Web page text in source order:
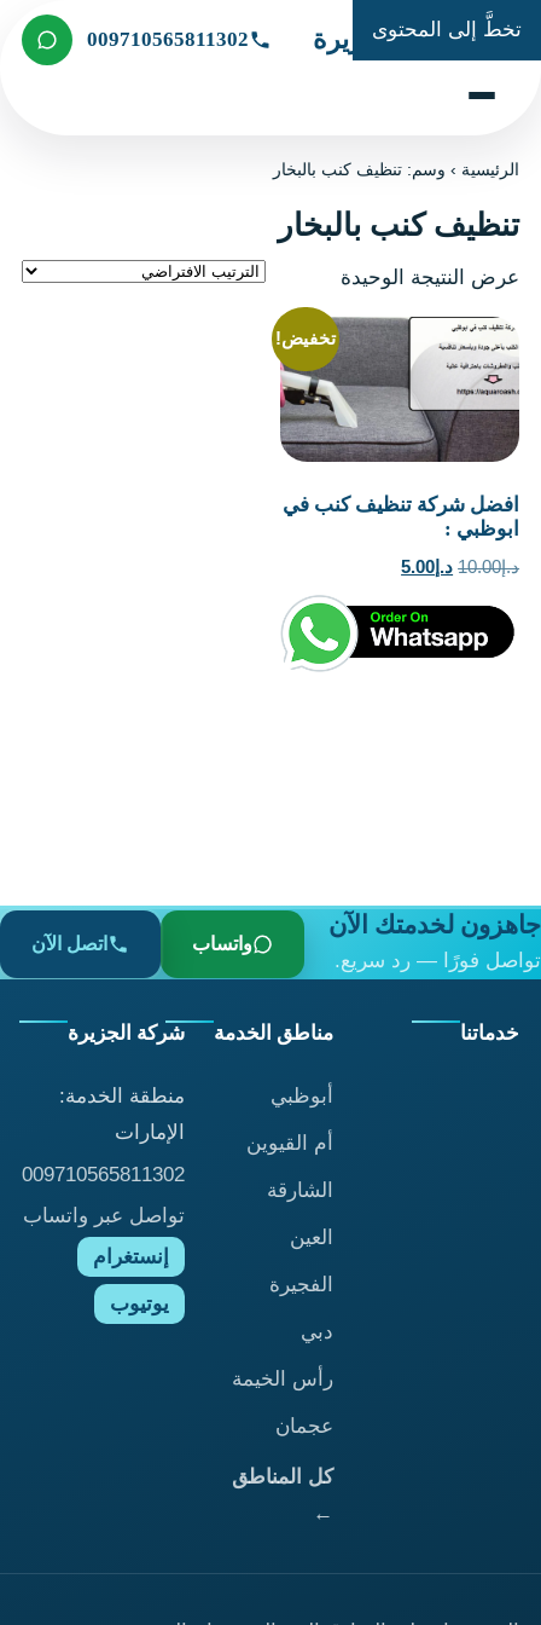
تخطَّ إلى المحتوى
شركة الجزيرة 009710565811302
الرئيسية ›وسم: تنظيف كنب بالبخار
تنظيف كنب بالبخار
عرض النتيجة الوحيدة
تخفيض!
افضل شركة تنظيف كنب في
ابوظبي :
د.إ10.00 السعر
هو:
د.إ10.00.
د.إ5.00السعر
هو:
د.إ5.00.
جاهزون لخدمتك الآن
تواصل فورًا — رد سريع.
واتساب اتصل الآن
خدماتنا مناطق الخدمة
أبوظبي
أم القيوين
الشارقة
العين
الفجيرة
دبي
رأس الخيمة
عجمان
كل المناطق
←
شركة الجزيرة
منطقة الخدمة:
الإمارات
009710565811302
تواصل عبر واتساب
إنستغرام
يوتيوب